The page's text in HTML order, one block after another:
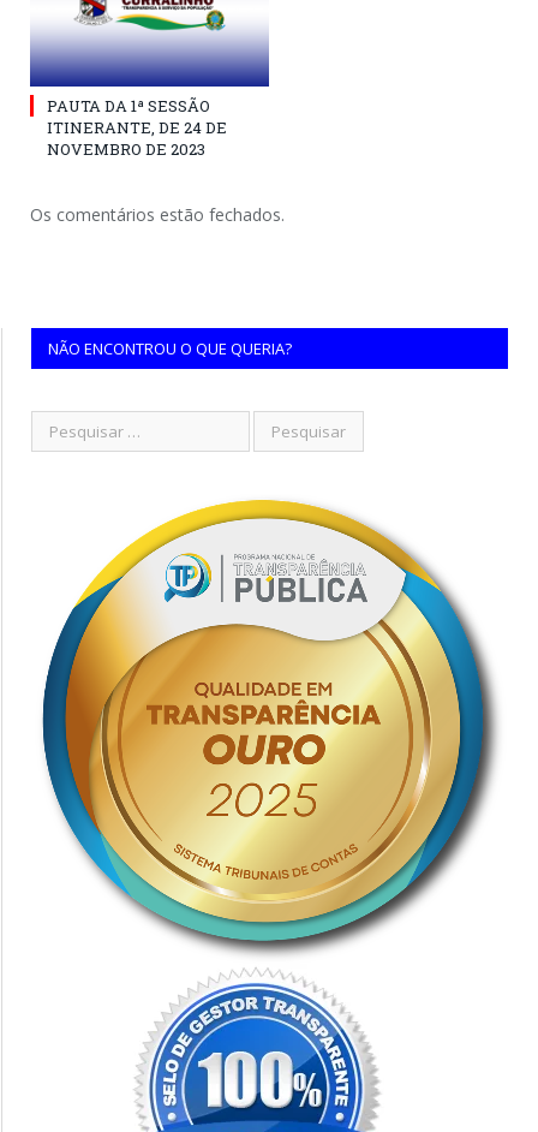
PAUTA DA 1ª SESSÃO
ITINERANTE, DE 24 DE
NOVEMBRO DE 2023
Os comentários estão fechados.
NÃO ENCONTROU O QUE QUERIA?